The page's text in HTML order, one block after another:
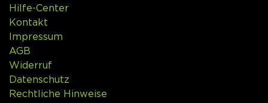
Hilfe-Center
Kontakt
Impressum
AGB
Widerruf
Datenschutz
Rechtliche Hinweise